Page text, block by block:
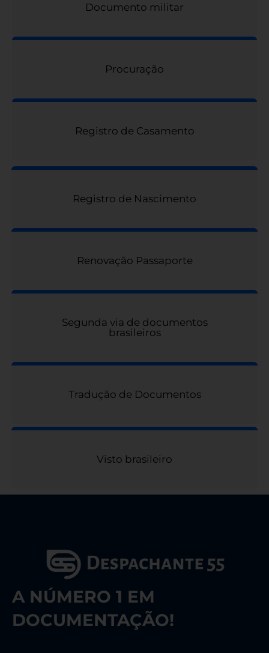
Documento militar
Procuração
Registro de Casamento
Registro de Nascimento
Renovação Passaporte
Segunda via de documentos
brasileiros
Tradução de Documentos
Visto brasileiro
A NÚMERO 1 EM
DOCUMENTAÇÃO!